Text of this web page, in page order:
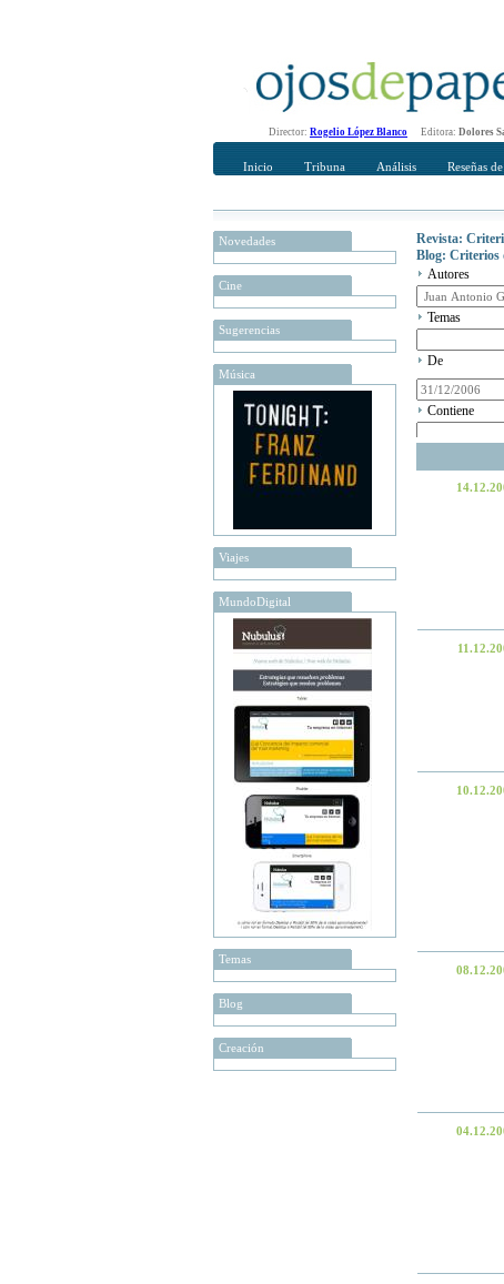
Director: Rogelio López Blanco Editora: Dolores
Inicio Tribuna Análisis Reseñas
Novedades
Cine
Sugerencias
Música
Viajes
MundoDigital
Temas
Blog
Creación
Revista:
Blog: Criterios
Autores
Temas
De
Contiene